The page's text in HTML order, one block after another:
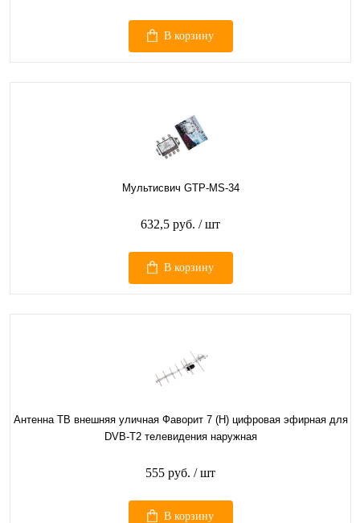
В корзину
Мультисвич GTP-MS-34
632,5 руб. / шт
В корзину
Антенна ТВ внешняя уличная Фаворит 7 (Н) цифровая эфирная для
DVB-T2 телевидения наружная
555 руб. / шт
В корзину